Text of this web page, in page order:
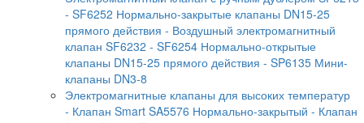
- SF6252 Нормально-закрытые клапаны DN15-25
прямого действия - Воздушный электромагнитный
клапан SF6232 - SF6254 Нормально-открытые
клапаны DN15-25 прямого действия - SP6135 Мини-
клапаны DN3-8
Электромагнитные клапаны для высоких температур
- Клапан Smart SA5576 Нормально-закрытый - Клапан